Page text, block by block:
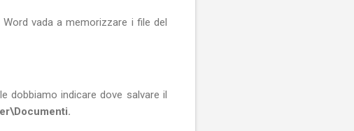
vada a memorizzare i file del
dobbiamo indicare dove salvare il